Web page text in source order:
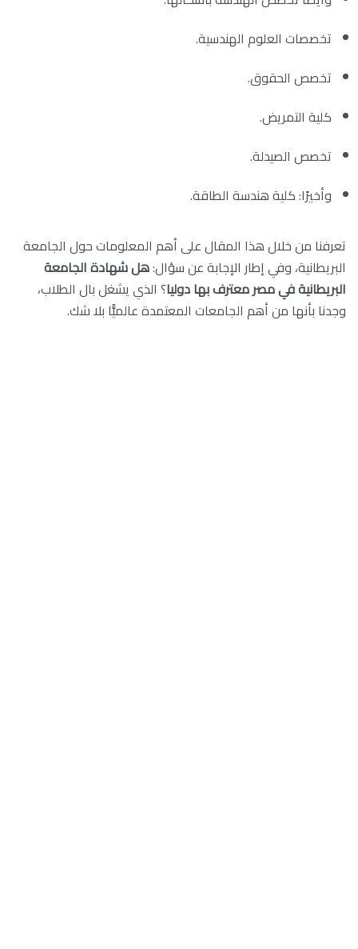
تخصصات العلوم الهندسية.
تخصص الحقوق.
كلية التمريض.
تخصص الصيدلة.
وأخيرًا: كلية هندسة الطاقة.
تعرفنا من خلال هذا المقال على أهم المعلومات حول الجامعة
البريطانية، وفي إطار الإجابة عن سؤال:هل شهادة الجامعة
البريطانية في مصر معترف بها دوليا؟ الذي يشغل بال الطلاب،
وجدنا بأنها من أهم الجامعات المعتمدة عالميًّا بلا شك.